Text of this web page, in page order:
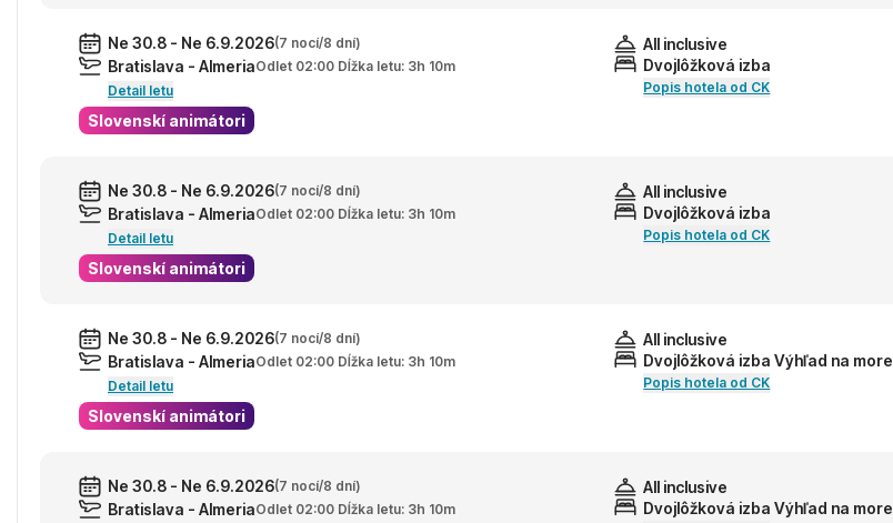
Ne 30.8 - Ne 6.9.2026(7 nocí/8 dní)
Bratislava - AlmeriaOdlet 02:00 Dĺžka letu: 3h 10m
Detail letu
All inclusive
Dvojlôžková izba
Popis hotela od CK
Slovenskí animátori
Ne 30.8 - Ne 6.9.2026(7 nocí/8 dní)
Bratislava - AlmeriaOdlet 02:00 Dĺžka letu: 3h 10m
Detail letu
All inclusive
Dvojlôžková izba
Popis hotela od CK
Slovenskí animátori
Ne 30.8 - Ne 6.9.2026(7 nocí/8 dní)
Bratislava - AlmeriaOdlet 02:00 Dĺžka letu: 3h 10m
Detail letu
All inclusive
Dvojlôžková izba Výhľad na more
Popis hotela od CK
Slovenskí animátori
Ne 30.8 - Ne 6.9.2026(7 nocí/8 dní)
Bratislava - AlmeriaOdlet 02:00 Dĺžka letu: 3h 10m
All inclusive
Dvojlôžková izba Výhľad na more